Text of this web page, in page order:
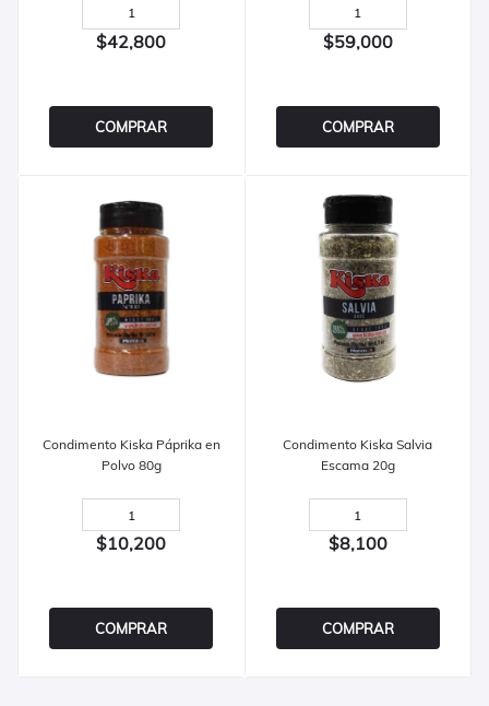
$42,800
COMPRAR
$59,000
COMPRAR
Condimento Kiska Páprika en
Polvo 80g
$10,200
COMPRAR
Condimento Kiska Salvia
Escama 20g
$8,100
COMPRAR